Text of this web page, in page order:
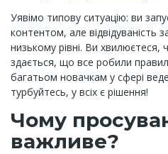
Уявімо типову ситуацію: ви
контентом, але відвідуваність
низькому рівні. Ви хвилюєтеся,
здається, що все робили
багатьом новачкам у сфері
турбуйтесь, у всіх є рішення!
Чому
важливе?